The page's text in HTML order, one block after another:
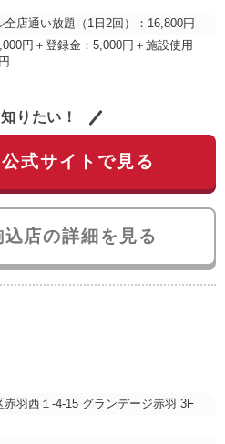
全店通い放題（1日2回）：16,800円
円＋登録金：5,000円＋施設使用
りたい！
式サイトで見る
店の詳細を見る
赤羽西１-4-15 グランデージ赤羽 3F